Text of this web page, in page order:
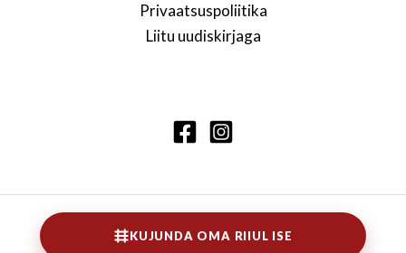
Privaatsuspoliitika
Liitu uudiskirjaga
Copyright © 2026 Lennarti raamaturiiul
KUJUNDA OMA RIIUL ISE